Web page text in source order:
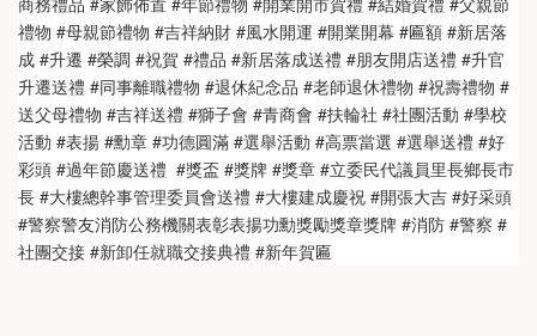
禮物 #母親節禮物 #吉祥納財 #風水開運 #開業開幕 #匾額 #新居落
成 #升遷 #榮調 #祝賀 #禮品 #新居落成送禮 #朋友開店送禮 #升官
升遷送禮 #同事離職禮物 #退休紀念品 #老師退休禮物 #祝壽禮物 #
送父母禮物 #吉祥送禮 #獅子會 #青商會 #扶輪社 #社團活動 #學校
活動 #表揚 #勳章 #功德圓滿 #選舉活動 #高票當選 #選舉送禮 #好
彩頭 #過年節慶送禮  #獎盃 #獎牌 #獎章 #立委民代議員里長鄉長市
長 #大樓總幹事管理委員會送禮 #大樓建成慶祝 #開張大吉 #好采頭
#警察警友消防公務機關表彰表揚功勳獎勵獎章獎牌 #消防 #警察 #
社團交接 #新卸任就職交接典禮 #新年賀匾